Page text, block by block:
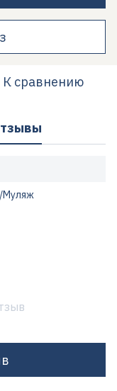
К сравнению
Муляж